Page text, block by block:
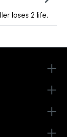
loses 2 life.